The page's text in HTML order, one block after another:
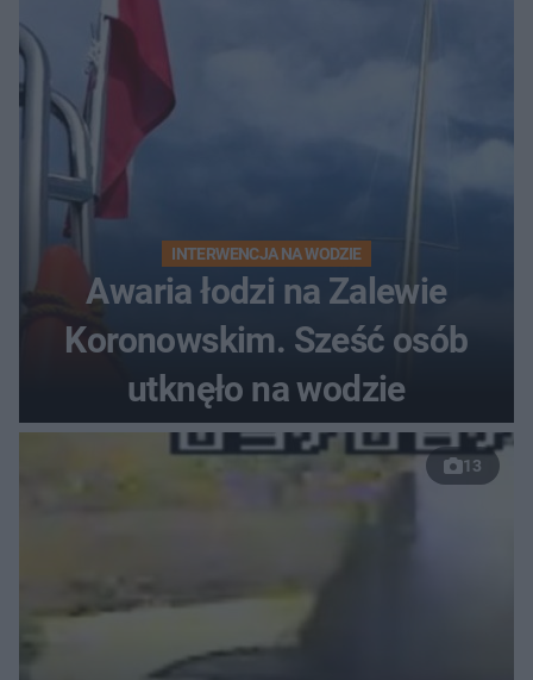
INTERWENCJA NA WODZIE
Awaria łodzi na Zalewie
Koronowskim. Sześć osób
utknęło na wodzie
13